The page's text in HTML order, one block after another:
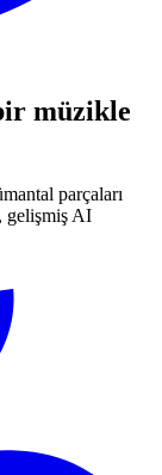
müzikle
parçaları
gelişmiş AI